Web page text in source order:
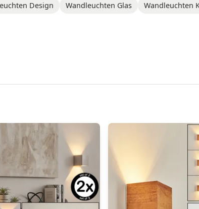
Design Wandleuchten Glas Wandleuchten